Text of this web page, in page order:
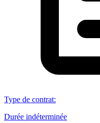
Type de contrat:
Durée indéterminée